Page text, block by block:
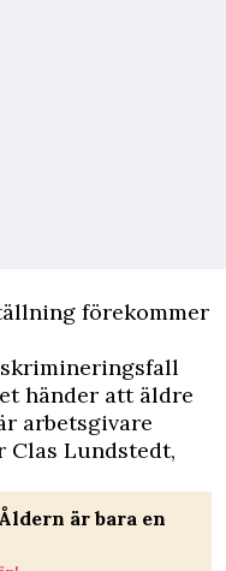
förekommer
händer att äldre
arbetsgivare
Clas Lundstedt,
är bara en